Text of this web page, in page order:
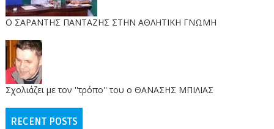
O ΣΑΡΑΝΤΗΣ ΠΑΝΤΑΖΗΣ ΣΤΗΝ ΑΘΛΗΤΙΚΗ ΓΝΩΜΗ
Σχολιάζει με τον ''τρόπο'' του ο ΘΑΝΑΣΗΣ ΜΠΙΛΙΑΣ
RECENT POSTS